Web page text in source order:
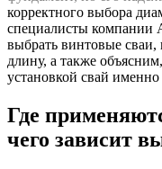
корректного выбора
специалисты компании
выбрать винтовые сваи,
длину, а также
установкой свай
Где
чего зависит